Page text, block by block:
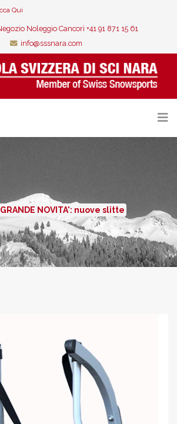
Qui
Noleggio Cancorì +41 91 871 15 61
info@sssnara.com
GRANDE NOVITA': nuove slitte